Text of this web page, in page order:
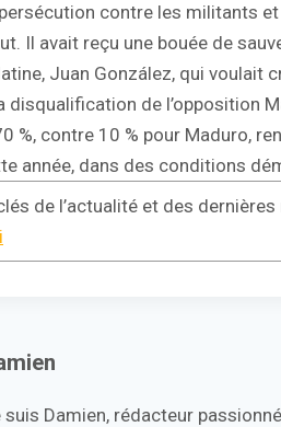
contre les militants
Il avait reçu une bouée de
Juan González, qui
disqualification de l’opposition
%, contre 10 % pour Maduro,
année, dans des conditions
de l’actualité et des
suis Damien, rédacteur